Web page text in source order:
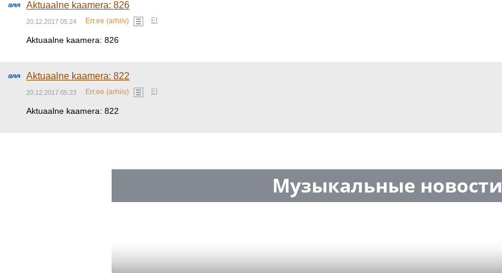
Aktuaalne kaamera: 826
20.12.2017 05:24 Err.ee (arhiiv) Et
Aktuaalne kaamera: 826
Aktuaalne kaamera: 822
20.12.2017 05:23 Err.ee (arhiiv) Et
Aktuaalne kaamera: 822
Музыкальные новости